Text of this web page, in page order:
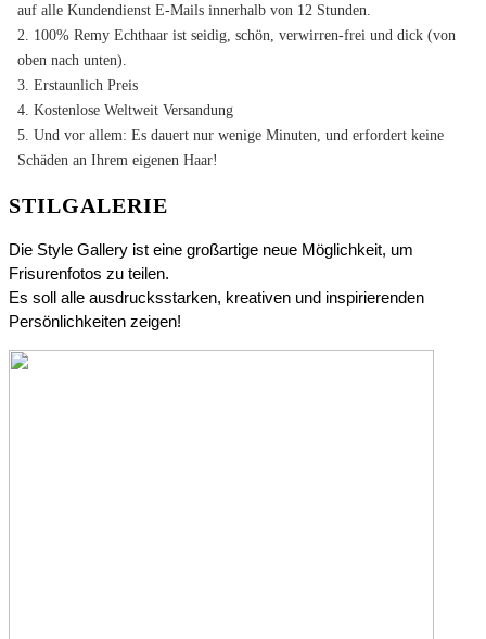
auf alle Kundendienst E-Mails innerhalb von 12 Stunden.
2. 100% Remy Echthaar ist seidig, schön, verwirren-frei und dick (von
oben nach unten).
3. Erstaunlich Preis
4. Kostenlose Weltweit Versandung
5. Und vor allem: Es dauert nur wenige Minuten, und erfordert keine
Schäden an Ihrem eigenen Haar!
STILGALERIE
Die Style Gallery ist eine großartige neue Möglichkeit, um
Frisurenfotos zu teilen.
Es soll alle ausdrucksstarken, kreativen und inspirierenden
Persönlichkeiten zeigen!